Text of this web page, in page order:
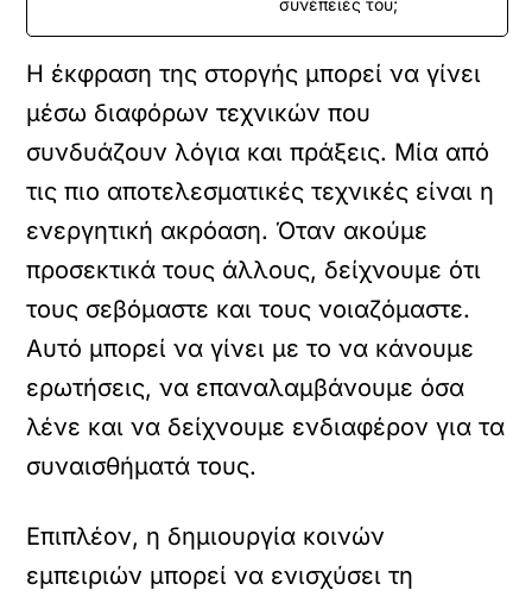
Η έκφραση της στοργής μπορεί να γίνει
μέσω διαφόρων τεχνικών που
συνδυάζουν λόγια και πράξεις. Μία από
τις πιο αποτελεσματικές τεχνικές είναι η
ενεργητική ακρόαση. Όταν ακούμε
προσεκτικά τους άλλους, δείχνουμε ότι
τους σεβόμαστε και τους νοιαζόμαστε.
Αυτό μπορεί να γίνει με το να κάνουμε
ερωτήσεις, να επαναλαμβάνουμε όσα
λένε και να δείχνουμε ενδιαφέρον για τα
συναισθήματά τους.
Επιπλέον, η δημιουργία κοινών
εμπειριών μπορεί να ενισχύσει τη